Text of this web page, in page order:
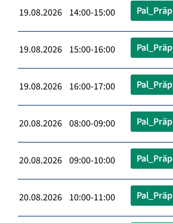
19.08.2026 14:00-15:00 Pal_Präp
19.08.2026 15:00-16:00 Pal_Präp
19.08.2026 16:00-17:00 Pal_Präp
20.08.2026 08:00-09:00 Pal_Präp
20.08.2026 09:00-10:00 Pal_Präp
20.08.2026 10:00-11:00 Pal_Präp